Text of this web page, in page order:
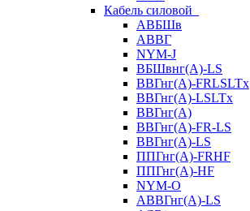
Кабель силовой
АВБШв
АВВГ
NYM-J
ВБШвнг(А)-LS
ВВГнг(A)-FRLSLTx
ВВГнг(A)-LSLTx
ВВГнг(А)
ВВГнг(А)-FR-LS
ВВГнг(А)-LS
ППГнг(А)-FRHF
ППГнг(А)-HF
NYM-O
АВВГнг(А)-LS